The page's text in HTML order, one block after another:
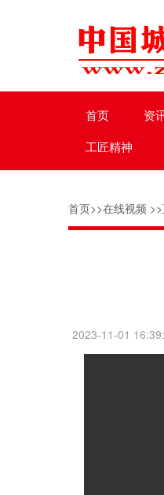
首页 资
工匠精神
首页>>在线视频
2023-11-01